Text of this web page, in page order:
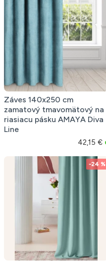
Záves 140x250 cm
zamatový tmavomätový na
riasiacu pásku AMAYA Diva
Line
42,15 €
-24 %